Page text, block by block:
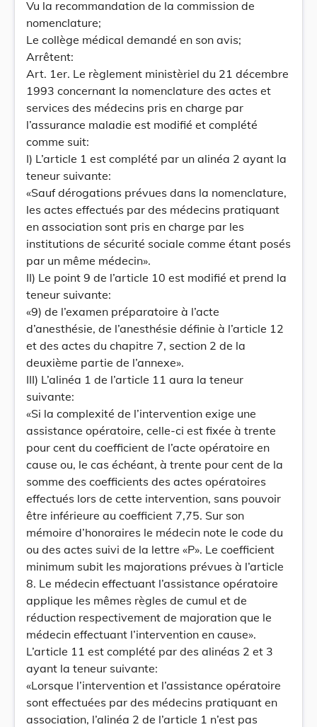
Vu la recommandation de la commission de
nomenclature;
Le collège médical demandé en son avis;
Arrêtent:
Art. 1er. Le règlement ministèriel du 21 décembre
1993 concernant la nomenclature des actes et
services des médecins pris en charge par
l’assurance maladie est modifié et complété
comme suit:
I) L’article 1 est complété par un alinéa 2 ayant la
teneur suivante:
«Sauf dérogations prévues dans la nomenclature,
les actes effectués par des médecins pratiquant
en association sont pris en charge par les
institutions de sécurité sociale comme étant posés
par un même médecin».
II) Le point 9 de l’article 10 est modifié et prend la
teneur suivante:
«9) de l’examen préparatoire à l’acte
d’anesthésie, de l’anesthésie définie à l’article 12
et des actes du chapitre 7, section 2 de la
deuxième partie de l’annexe».
III) L’alinéa 1 de l’article 11 aura la teneur
suivante:
«Si la complexité de l’intervention exige une
assistance opératoire, celle-ci est fixée à trente
pour cent du coefficient de l’acte opératoire en
cause ou, le cas échéant, à trente pour cent de la
somme des coefficients des actes opératoires
effectués lors de cette intervention, sans pouvoir
être inférieure au coefficient 7,75. Sur son
mémoire d’honoraires le médecin note le code du
ou des actes suivi de la lettre «P». Le coefficient
minimum subit les majorations prévues à l’article
8. Le médecin effectuant l’assistance opératoire
applique les mêmes règles de cumul et de
réduction respectivement de majoration que le
médecin effectuant l’intervention en cause».
L’article 11 est complété par des alinéas 2 et 3
ayant la teneur suivante:
«Lorsque l’intervention et l’assistance opératoire
sont effectuées par des médecins pratiquant en
association, l’alinéa 2 de l’article 1 n’est pas